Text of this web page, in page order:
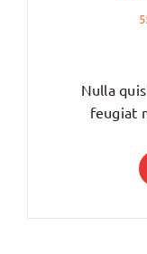
Nulla
feugiat